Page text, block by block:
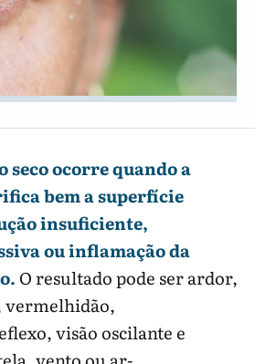
seco ocorre quando a
bem a superfície
insuficiente,
ou inflamação da
O resultado pode ser ardor,
vermelhidão,
visão oscilante e